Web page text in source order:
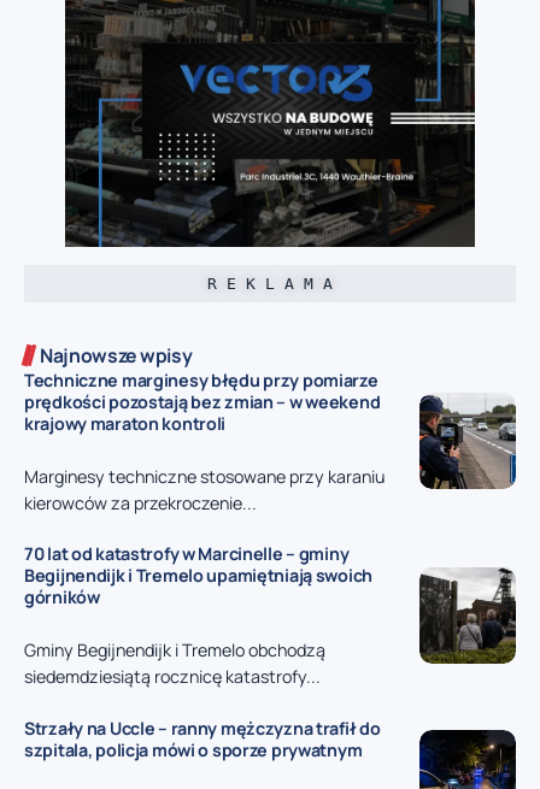
R E K L A M A
Najnowsze wpisy
Techniczne marginesy błędu przy pomiarze
prędkości pozostają bez zmian – w weekend
krajowy maraton kontroli
Marginesy techniczne stosowane przy karaniu
kierowców za przekroczenie...
70 lat od katastrofy w Marcinelle – gminy
Begijnendijk i Tremelo upamiętniają swoich
górników
Gminy Begijnendijk i Tremelo obchodzą
siedemdziesiątą rocznicę katastrofy...
Strzały na Uccle – ranny mężczyzna trafił do
szpitala, policja mówi o sporze prywatnym